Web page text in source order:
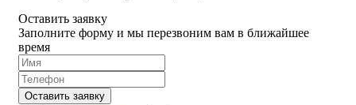
Оставить заявку
Заполните форму и мы перезвоним вам в ближайшее
время